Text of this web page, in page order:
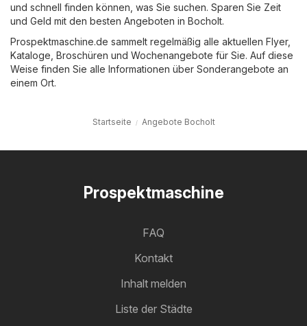
und schnell finden können, was Sie suchen. Sparen Sie Zeit
und Geld mit den besten Angeboten in Bocholt.
Prospektmaschine.de sammelt regelmäßig alle aktuellen Flyer,
Kataloge, Broschüren und Wochenangebote für Sie. Auf diese
Weise finden Sie alle Informationen über Sonderangebote an
einem Ort.
Startseite Angebote Bocholt
Prospektmaschine
FAQ
Kontakt
Inhalt melden
Liste der Städte